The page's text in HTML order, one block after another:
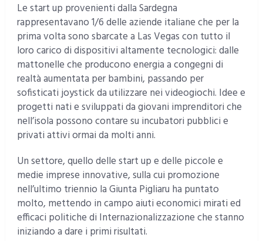
Le start up provenienti dalla Sardegna
rappresentavano 1/6 delle aziende italiane che per la
prima volta sono sbarcate a Las Vegas con tutto il
loro carico di dispositivi altamente tecnologici: dalle
mattonelle che producono energia a congegni di
realtà aumentata per bambini, passando per
sofisticati joystick da utilizzare nei videogiochi. Idee e
progetti nati e sviluppati da giovani imprenditori che
nell’isola possono contare su incubatori pubblici e
privati attivi ormai da molti anni.
Un settore, quello delle start up e delle piccole e
medie imprese innovative, sulla cui promozione
nell’ultimo triennio la Giunta Pigliaru ha puntato
molto, mettendo in campo aiuti economici mirati ed
efficaci politiche di Internazionalizzazione che stanno
iniziando a dare i primi risultati.